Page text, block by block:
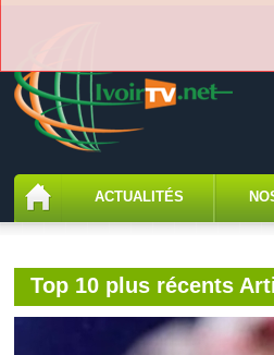
ACTUALITÉS
Top 10 plus récents